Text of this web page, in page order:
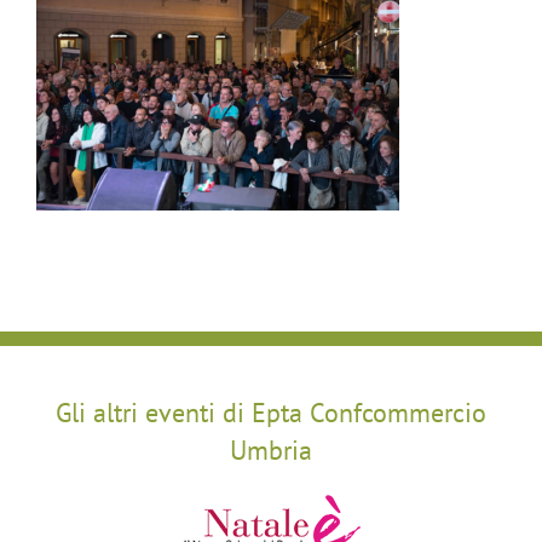
Gli altri eventi di Epta Confcommercio
Umbria